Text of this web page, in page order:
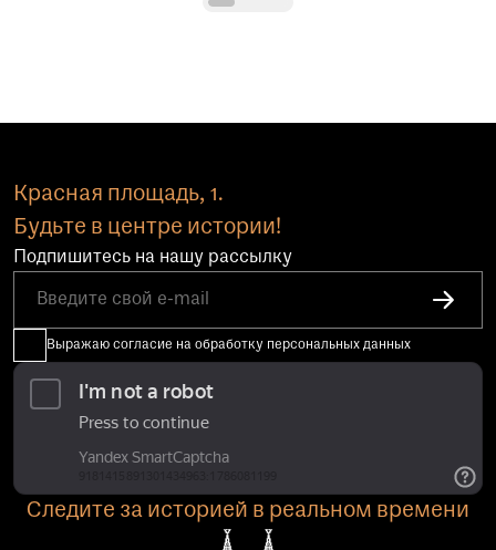
Красная площадь, 1.
Будьте в центре истории!
Подпишитесь на нашу рассылку
Выражаю согласие на обработку персональных данных
Следите за историей в реальном времени